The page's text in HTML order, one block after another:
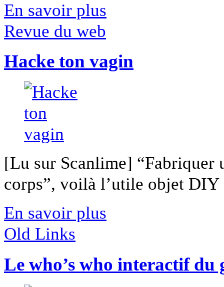
En savoir plus
Revue du web
Hacke ton vagin
[Lu sur Scanlime] “Fabriquer
corps”, voilà l’utile objet
En savoir plus
Old Links
Le who’s who interactif du